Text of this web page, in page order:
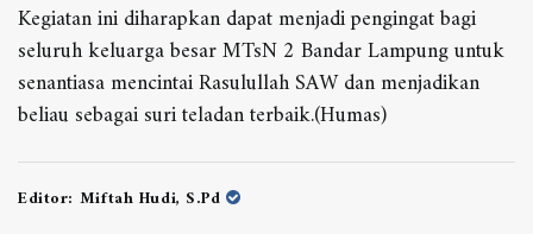
Kegiatan ini diharapkan dapat menjadi pengingat bagi
seluruh keluarga besar MTsN 2 Bandar Lampung untuk
senantiasa mencintai Rasulullah SAW dan menjadikan
beliau sebagai suri teladan terbaik.(Humas)
Editor: Miftah Hudi, S.Pd